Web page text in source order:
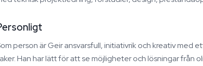
person är Geir ansvarsfull, initiativrik och kreativ med
Han har lätt för att se möjligheter och lösningar från